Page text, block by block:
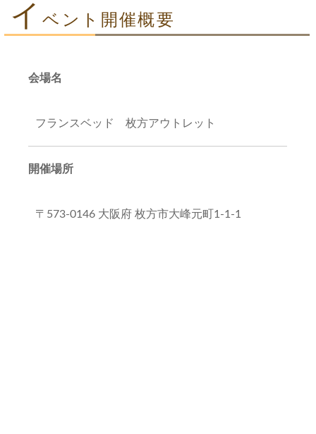
イベント開催概要
会場名
フランスベッド 枚方アウトレット
開催場所
〒573-0146 大阪府 枚方市大峰元町1-1-1